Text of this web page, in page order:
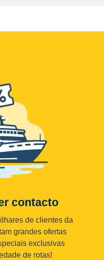
contacto
de clientes da
grandes ofertas
exclusivas
de rotas!